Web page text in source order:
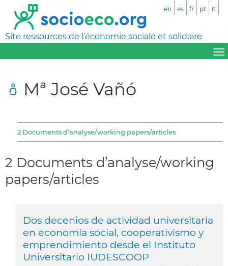
Site ressources de l’économie sociale et solidaire
en es fr pt it
Mª José Vañó
2 Documents d’analyse/working papers/articles
2 Documents d’analyse/working
papers/articles
Dos decenios de actividad universitaria
en economía social, cooperativismo y
emprendimiento desde el Instituto
Universitario IUDESCOOP